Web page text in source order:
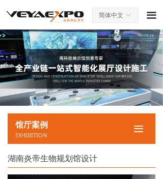
ꀅ
简体中文 끀
湖南炎帝生物规划馆设计
끀
馆厅案例
EXHIBITION